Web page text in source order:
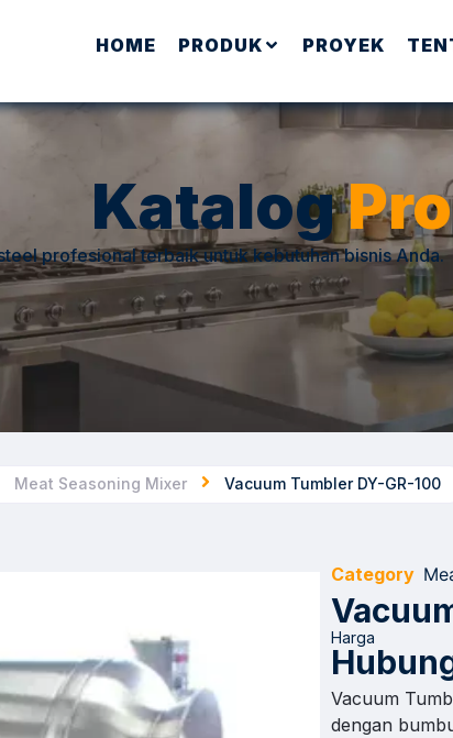
HOME PRODUK PROYEK
Katalog
profesional terbaik untuk kebutuhan bisnis Anda.
Meat Seasoning Mixer Vacuum Tumbler DY-GR-100
Category
Harga
Vacuum
dengan